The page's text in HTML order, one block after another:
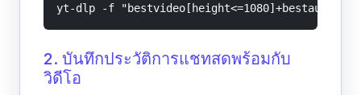
yt-dlp -f "bestvideo[height<=1080]+bestaudio/
2. บันทึกประวัติการแชทสดพร้อมกับ
วิดีโอ